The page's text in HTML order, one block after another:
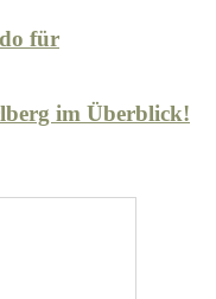
für
im Überblick!